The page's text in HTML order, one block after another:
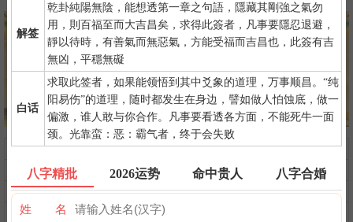
解签
乾卦純陽無陰，能想透第一章之句語，隱藏其剛強之氣勿
用，則百福至而大吉昌矣，求得此簽者，凡事要隱忍退避，
靜以待時，有善氣而無惡氣，方能受福而吉昌也，此簽有吉
無凶，平穩無礙
白话
求取此签者，如果能领悟到其中爻象的道理，万事顺昌。“纯
阳易伤”的道理，随时都发生在身边，譬如做人怕蚀底，做一
偏激，谁人敢与你合作。凡事要看透各方面，不能死牛一面
颈。光靠蛮：恶：霸气者，终于会失败
八字精批 2026运势 命中贵人 八字合婚
姓 名
问前程 命中贵人
第一桶金
命中小人
命中劫财
命中债主
横财运
后天富贵
隐藏财禄
旺夫旺妻
翻身转机